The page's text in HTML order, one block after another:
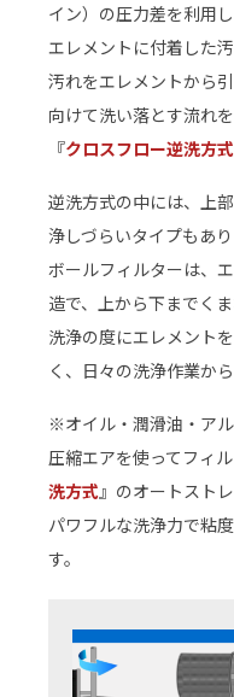
イン）の圧力差を利用
エレメントに付着した
汚れをエレメントから
向けて洗い落とす流れ
『クロスフロー逆洗方式
逆洗方式の中には、上
浄しづらいタイプもあり
ボールフィルターは、
造で、上から下までく
洗浄の度にエレメント
く、日々の洗浄作業か
※オイル・潤滑油・ア
圧縮エアを使ってフィ
洗方式』のオートスト
パワフルな洗浄力で粘
す。